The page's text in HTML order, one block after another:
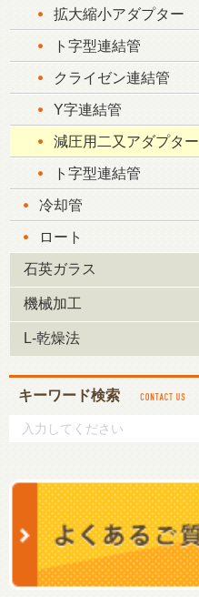
拡大縮小アダプター
ト字型連結管
クライゼン連結管
Y字連結管
減圧用二又アダプター
ト字型連結管
冷却管
ロート
石英ガラス
機械加工
L-乾燥法
キーワード検索